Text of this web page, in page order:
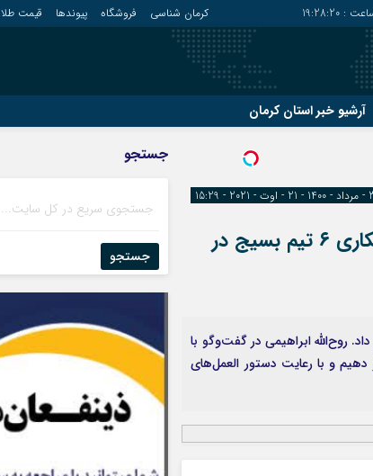
:
19:28:21 کرمان شناسی فروشگاه پیوندها قیمت طلا
آرشیو خبر استان کرمان
روبیکا
رمز عبور
عنبرآباد
فهرج
کهنوج
نرماشیر
- 15:29
طرح شهید سلیمانی در کوهبنان|از توزیع ۲۱۵۱ بسته معیشتی تا همکاری ۶ تیم بسیج در
روح‌الله ابراهیمی در گفت‌وگو با
و با رعایت دستور العمل‌های
جستجو
جستجو